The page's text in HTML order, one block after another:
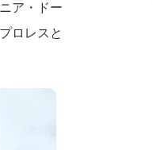
ア・ドー
ロレスと